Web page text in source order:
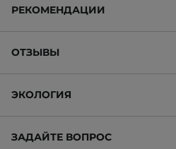
РЕКОМЕНДАЦИИ
ОТЗЫВЫ
ЭКОЛОГИЯ
ЗАДАЙТЕ ВОПРОС